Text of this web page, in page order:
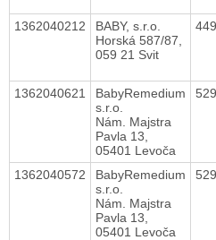
1362040212
BABY, s.r.o.
Horská 587/87,
059 21 Svit
1362040621
BabyRemedium
s.r.o.
Nám. Majstra
Pavla 13,
05401 Levoča
1362040572
BabyRemedium
s.r.o.
Nám. Majstra
Pavla 13,
05401 Levoča